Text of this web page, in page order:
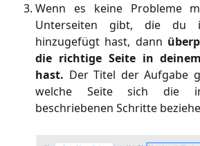
Wenn es keine Probleme
Unterseiten gibt, die du
hinzugefügt hast, dann
die richtige Seite in
hast. Der Titel der Aufgabe
welche Seite sich die
beschriebenen Schritte